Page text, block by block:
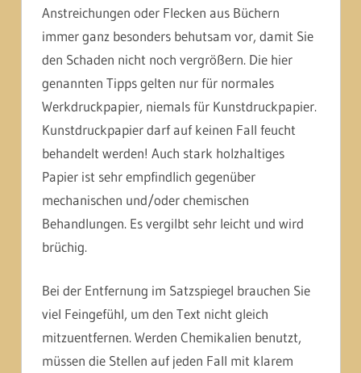
Anstreichungen oder Flecken aus Büchern
immer ganz besonders behutsam vor, damit Sie
den Schaden nicht noch vergrößern. Die hier
genannten Tipps gelten nur für normales
Werkdruckpapier, niemals für Kunstdruckpapier.
Kunstdruckpapier darf auf keinen Fall feucht
behandelt werden! Auch stark holzhaltiges
Papier ist sehr empfindlich gegenüber
mechanischen und/oder chemischen
Behandlungen. Es vergilbt sehr leicht und wird
brüchig.
Bei der Entfernung im Satzspiegel brauchen Sie
viel Feingefühl, um den Text nicht gleich
mitzuentfernen. Werden Chemikalien benutzt,
müssen die Stellen auf jeden Fall mit klarem